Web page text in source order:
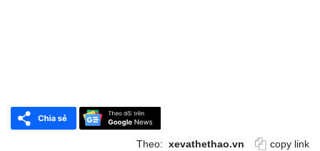
Theo: xevathethao.vn copy link